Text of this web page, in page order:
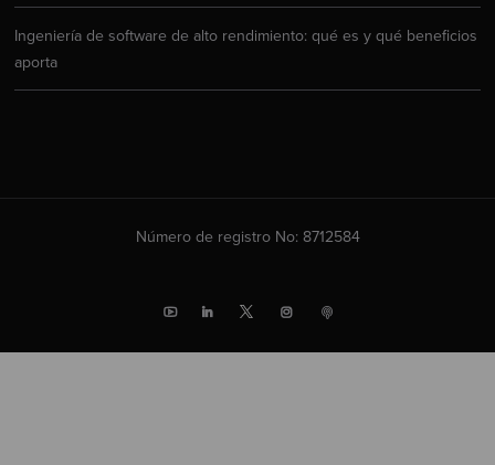
Ingeniería de software de alto rendimiento: qué es y qué beneficios
aporta
Número de registro No: 8712584